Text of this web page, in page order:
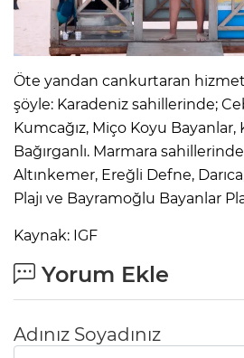
Öte yandan cankurtaran
şöyle: Karadeniz sahillerinde;
Kumcağız, Miço Koyu Bayanlar,
Bağırganlı. Marmara
Altınkemer, Ereğli Defne,
Plajı ve Bayramoğlu Bayanlar
Kaynak: IGF
Yorum Ekle
Adınız Soyadınız